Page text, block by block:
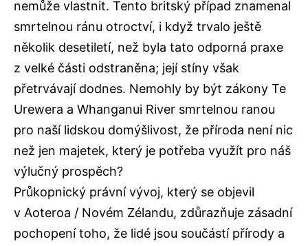
nemůže vlastnit. Tento britský případ znamenal
smrtelnou ránu otroctví, i když trvalo ještě
několik desetiletí, než byla tato odporná praxe
z velké části odstraněna; její stíny však
přetrvávají dodnes. Nemohly by být zákony Te
Urewera a Whanganui River smrtelnou ranou
pro naší lidskou domýšlivost, že příroda není nic
než jen majetek, který je potřeba využít pro náš
výlučný prospěch?
Průkopnický právní vývoj, který se objevil
v Aoteroa / Novém Zélandu, zdůrazňuje zásadní
pochopení toho, že lidé jsou součástí přírody a